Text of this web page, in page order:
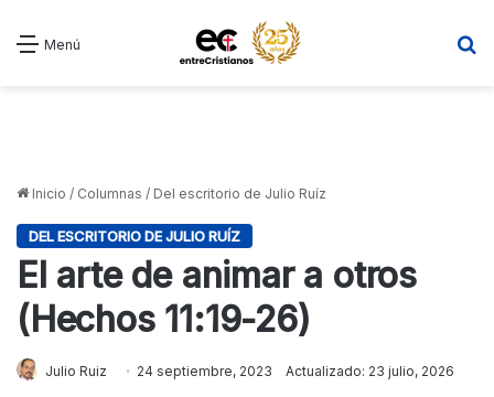
Menú
Inicio / Columnas / Del escritorio de Julio Ruíz
DEL ESCRITORIO DE JULIO RUÍZ
El arte de animar a otros
(Hechos 11:19-26)
Julio Ruiz 24 septiembre, 2023 Actualizado: 23 julio, 2026